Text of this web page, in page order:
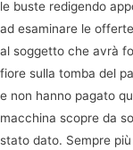
le buste redigendo
ad esaminare le
al soggetto che avrà
fiore sulla tomba del
e non hanno pagato
macchina scopre da
stato dato. Sempre